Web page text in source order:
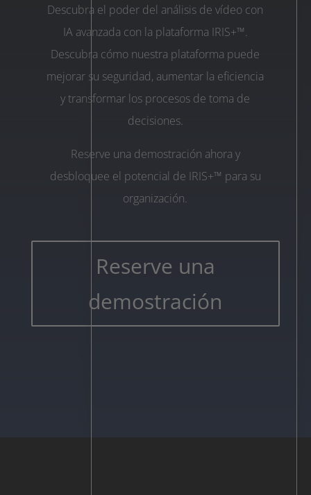
Descubra el poder del análisis de vídeo con
IA avanzada con la plataforma IRIS+™.
Descubra cómo nuestra plataforma puede
mejorar su seguridad, aumentar la eficiencia
y transformar los procesos de toma de
decisiones.
Reserve una demostración ahora y
desbloquee el potencial de IRIS+™ para su
organización.
Reserve una
demostración